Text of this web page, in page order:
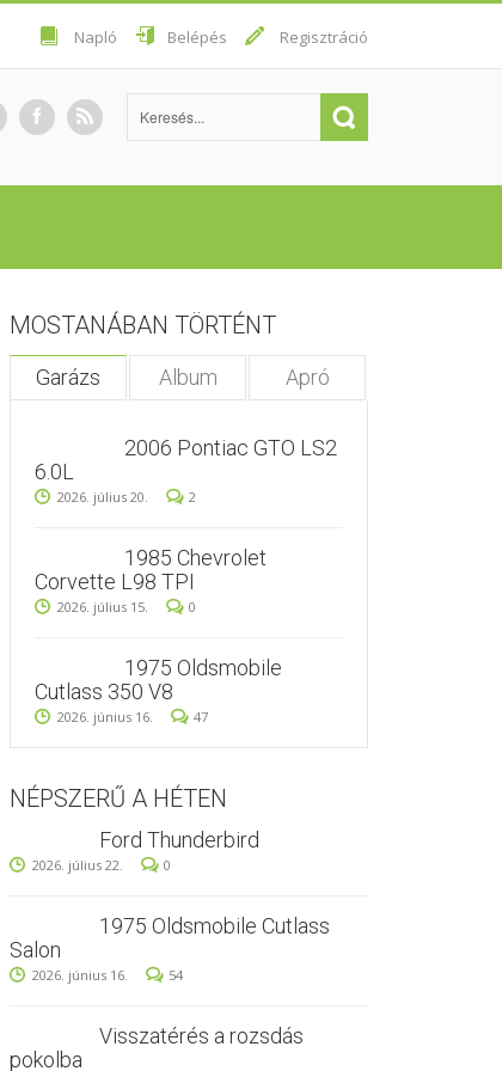
Napló Belépés Regisztráció
MOSTANÁBAN TÖRTÉNT
Garázs Album Apró
2006 Pontiac GTO LS2
6.0L
2026. július 20. 2
1985 Chevrolet
Corvette L98 TPI
2026. július 15. 0
1975 Oldsmobile
Cutlass 350 V8
2026. június 16. 47
NÉPSZERŰ A HÉTEN
Ford Thunderbird
2026. július 22. 0
1975 Oldsmobile Cutlass
Salon
2026. június 16. 54
Visszatérés a rozsdás
pokolba